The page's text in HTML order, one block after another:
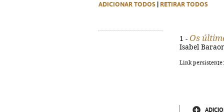
ADICIONAR TODOS RETIRAR TODOS
1 - Os
Isabel
Link